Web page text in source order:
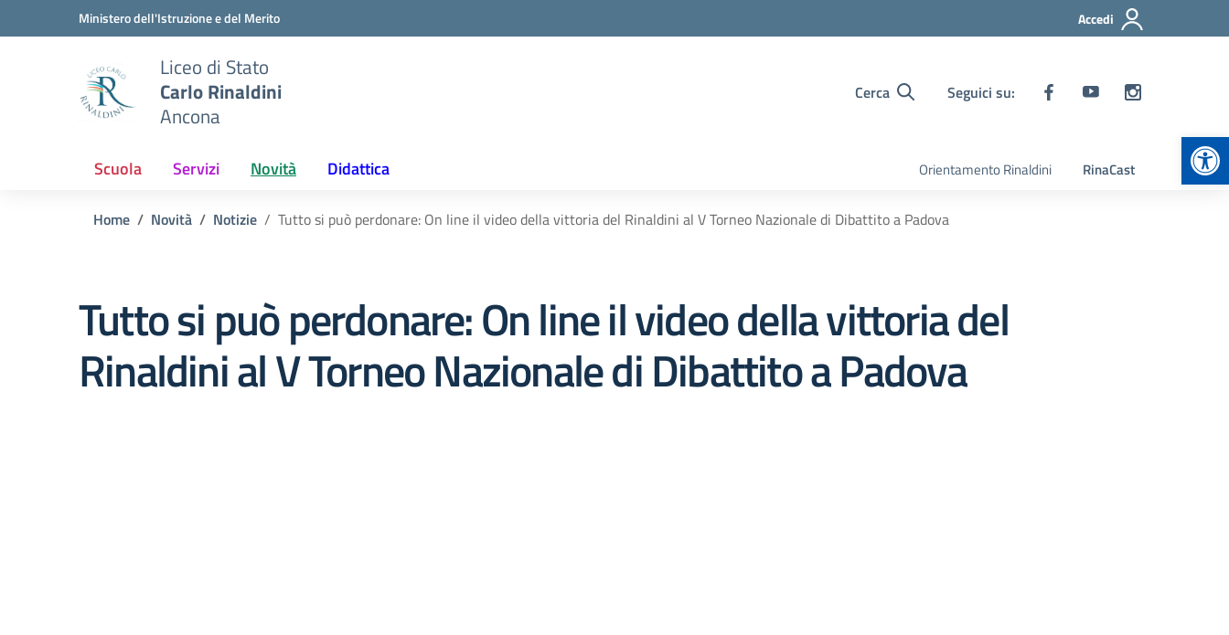
Vai ai contenuti
Vai al menu di navigazioneMinistero dell'Istruzione e del Merito Accedi
Liceo di Stato
Carlo Rinaldini
Ancona
Cerca Seguici su:
Scuola Servizi Novità Didattica Orientamento Rinaldini RinaCast
Home Novità Notizie Tutto si può perdonare: On line il video della vittoria del Rinaldini al V Torneo Nazionale di Dibattito a Padova
Tutto si può perdonare: On line il video della vittoria del
Rinaldini al V Torneo Nazionale di Dibattito a Padova